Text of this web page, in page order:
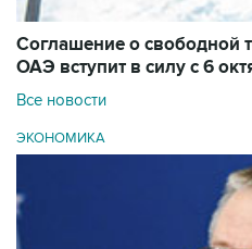
Соглашение о свободной
ОАЭ вступит в силу с 6
Все новости
ЭКОНОМИКА